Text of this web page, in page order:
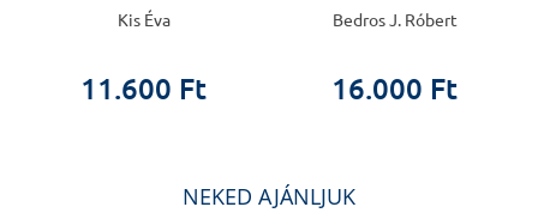
Kis Éva
11.600 Ft
Bedros J. Róbert
16.000 Ft
NEKED AJÁNLJUK